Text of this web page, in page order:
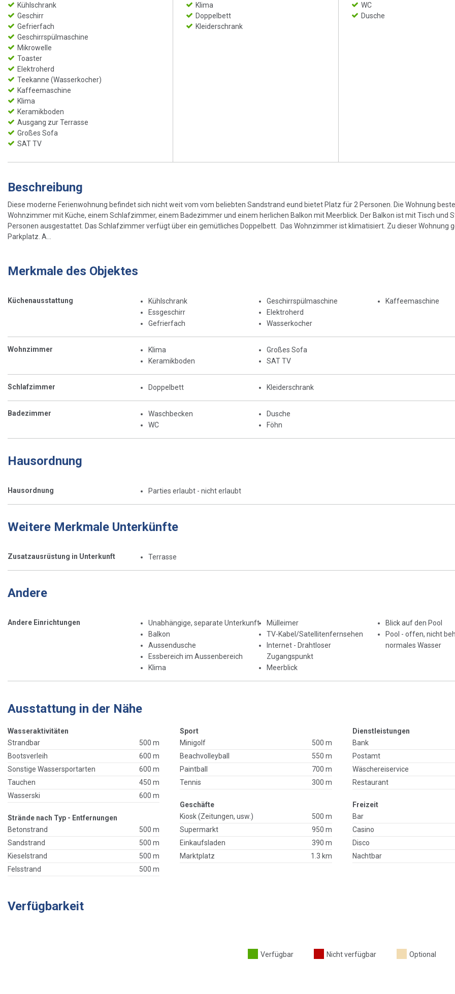
Kühlschrank
Geschirr
Gefrierfach
Geschirrspülmaschine
Mikrowelle
Toaster
Elektroherd
Teekanne (Wasserkocher)
Kaffeemaschine
Klima
Keramikboden
Ausgang zur Terrasse
Großes Sofa
SAT TV
Klima
Doppelbett
Kleiderschrank
WC
Dusche
Beschreibung
Diese moderne Ferienwohnung befindet sich nicht weit vom vom beliebten Sandstrand eund bietet Platz für 2 Personen. Die Wohnung
Wohnzimmer mit Küche, einem Schlafzimmer, einem Badezimmer und einem herlichen Balkon mit Meerblick. Der Balkon ist mit Tisch und
Personen ausgestattet. Das Schlafzimmer verfügt über ein gemütliches Doppelbett. Das Wohnzimmer ist klimatisiert. Zu dieser Wohnung
Parkplatz. A...
Merkmale des Objektes
Küchenausstattung
Kühlschrank
Essgeschirr
Gefrierfach
Geschirrspülmaschine
Elektroherd
Wasserkocher
Kaffeemaschine
Wohnzimmer
Klima
Keramikboden
Großes Sofa
SAT TV
Schlafzimmer Doppelbett Kleiderschrank
Badezimmer
Waschbecken
WC
Dusche
Föhn
Hausordnung
Hausordnung Parties erlaubt - nicht erlaubt
Weitere Merkmale Unterkünfte
Zusatzausrüstung in Unterkunft Terrasse
Andere
Andere Einrichtungen
Unabhängige, separate Unterkunft
Balkon
Aussendusche
Essbereich im Aussenbereich
Klima
Mülleimer
TV-Kabel/Satellitenfernsehen
Internet - Drahtloser
Zugangspunkt
Meerblick
Blick auf den Pool
Pool - offen, nicht
normales Wasser
Ausstattung in der Nähe
Wasseraktivitäten
Strandbar
500 m
Bootsverleih
600 m
Sonstige Wassersportarten
600 m
Tauchen
450 m
Wasserski
600 m
Strände nach Typ - Entfernungen
Betonstrand
500 m
Sandstrand
500 m
Kieselstrand
500 m
Felsstrand
500 m
Sport
Minigolf
500 m
Beachvolleyball
550 m
Paintball
700 m
Tennis
300 m
Geschäfte
Kiosk (Zeitungen, usw.)
500 m
Supermarkt
950 m
Einkaufsladen
390 m
Marktplatz
1.3 km
Dienstleistungen
Bank
Postamt
Wäschereiservice
Restaurant
Freizeit
Bar
Casino
Disco
Nachtbar
Verfügbarkeit
Verfügbar Nicht verfügbar Optional